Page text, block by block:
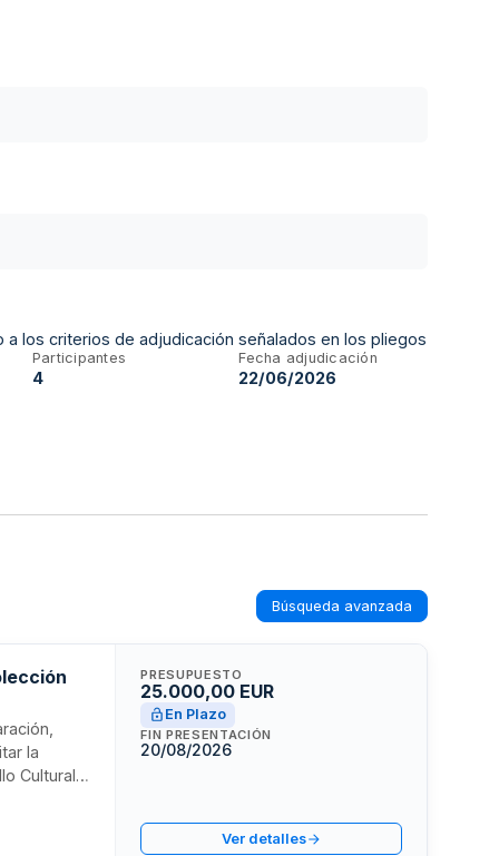
los criterios de adjudicación señalados en los pliegos
Participantes
4
Fecha adjudicación
22/06/2026
Búsqueda avanzada
la
Cultural,
PRESUPUESTO
25.000,00 EUR
En Plazo
FIN PRESENTACIÓN
20/08/2026
Ver detalles